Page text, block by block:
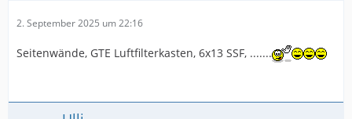
2. September 2025 um 22:16
Seitenwände, GTE Luftfilterkasten, 6x13 SSF, .......